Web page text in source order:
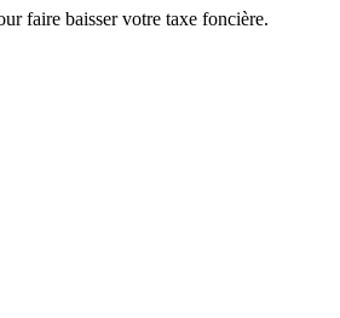
faire baisser votre taxe foncière.